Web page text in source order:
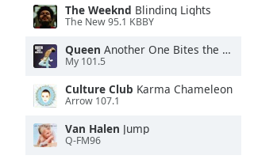
The Weeknd Blinding Lights
The New 95.1 KBBY
Queen Another One Bites the Dust
My 101.5
Culture Club Karma Chameleon
Arrow 107.1
Van Halen Jump
Q-FM96